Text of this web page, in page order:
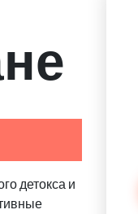
детокса и